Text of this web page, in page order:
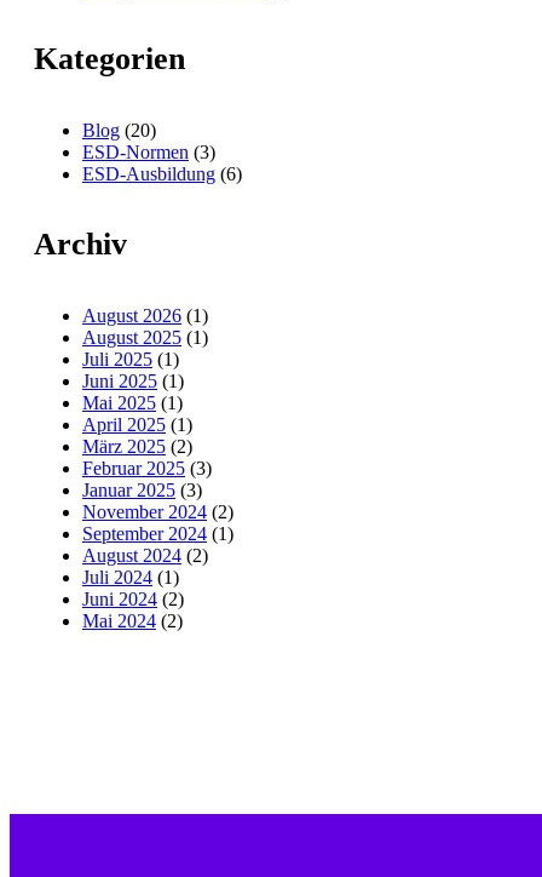
Kategorien
Blog (20)
ESD-Normen (3)
ESD-Ausbildung (6)
Archiv
August 2026 (1)
August 2025 (1)
Juli 2025 (1)
Juni 2025 (1)
Mai 2025 (1)
April 2025 (1)
März 2025 (2)
Februar 2025 (3)
Januar 2025 (3)
November 2024 (2)
September 2024 (1)
August 2024 (2)
Juli 2024 (1)
Juni 2024 (2)
Mai 2024 (2)